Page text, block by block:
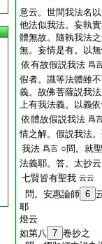
意云。世間我法名
他法似我法。妄執
體無故。隨執我法
無。妄情是有。以
依有故假説我法 爲
假者。識等法體雖
義。故佛菩薩説我
上有我法義。以義
依體故假説我法 爲
情之解。假説我法
我法 爲言 ○問。就
法義耶。答。太抄
七賢皆有聖我 云云
問。安惠論師 6
耶
燈云
如第八 7 卷抄之